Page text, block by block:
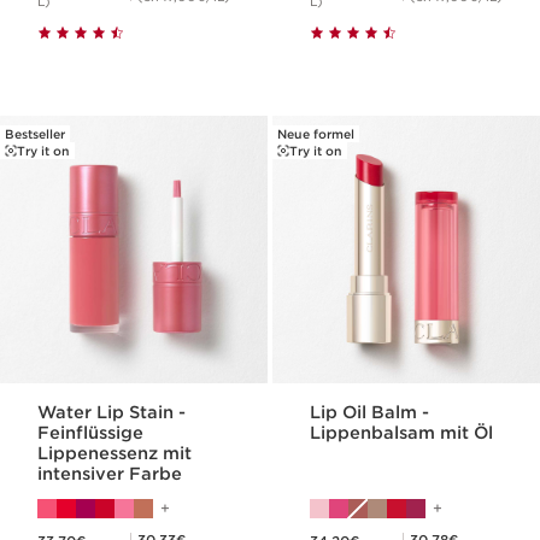
Bestseller
Try it on
Water Lip Stain -
Feinflüssige
Lippenessenz mit
intensiver Farbe
Neue formel
Try it on
Lip Oil Balm -
Lippenbalsam mit Öl